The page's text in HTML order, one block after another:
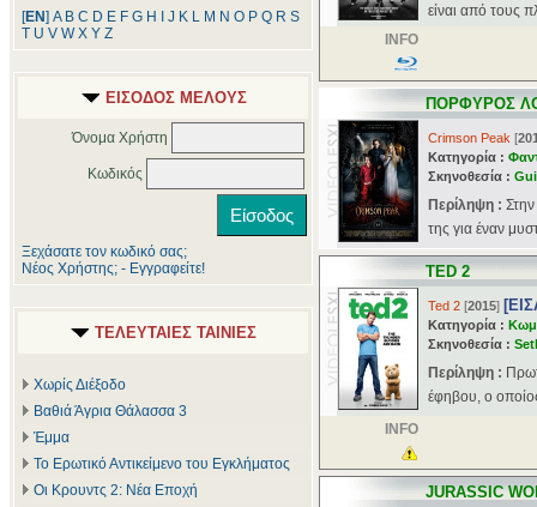
[ΕΝ] A B C D E F G H J K L M N O P Q R S
T U V W X Y Z
ΕΙΣΟΔΟΣ ΜΕΛΟΥΣ
Όνομα Χρήστη
Κωδικός
Ξεχάσατε τον κωδικό σας;
Νέος Χρήστης; - Εγγραφείτε!
ΤΕΛΕΥΤΑΙΕΣ ΤΑΙΝΙΕΣ
Χωρίς Διέξοδο
Βαθιά Άγρια Θάλασσα 3
Έμμα
Το Ερωτικό Αντικείμενο του Εγκλήματος
Οι Κρουντς 2: Νέα Εποχή
είναι από τους
INFO
ΠΟΡΦΥΡΟΣ
Crimson Peak [
Κατηγορία :
Σκηνοθεσία :
Περίληψη :
της για έναν
TED 2
Ted 2 [2015]
Κατηγορία :
Σκηνοθεσία :
Περίληψη :
έφηβου, ο
INFO
JURASSIC